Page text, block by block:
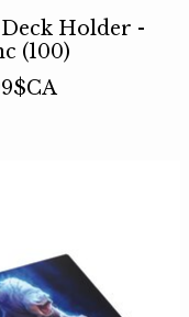
Holder -
(100)